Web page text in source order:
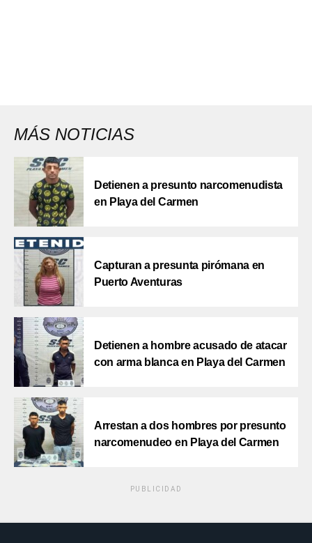
MÁS NOTICIAS
Detienen a presunto narcomenudista
en Playa del Carmen
Capturan a presunta pirómana en
Puerto Aventuras
Detienen a hombre acusado de atacar
con arma blanca en Playa del Carmen
Arrestan a dos hombres por presunto
narcomenudeo en Playa del Carmen
PUBLICIDAD